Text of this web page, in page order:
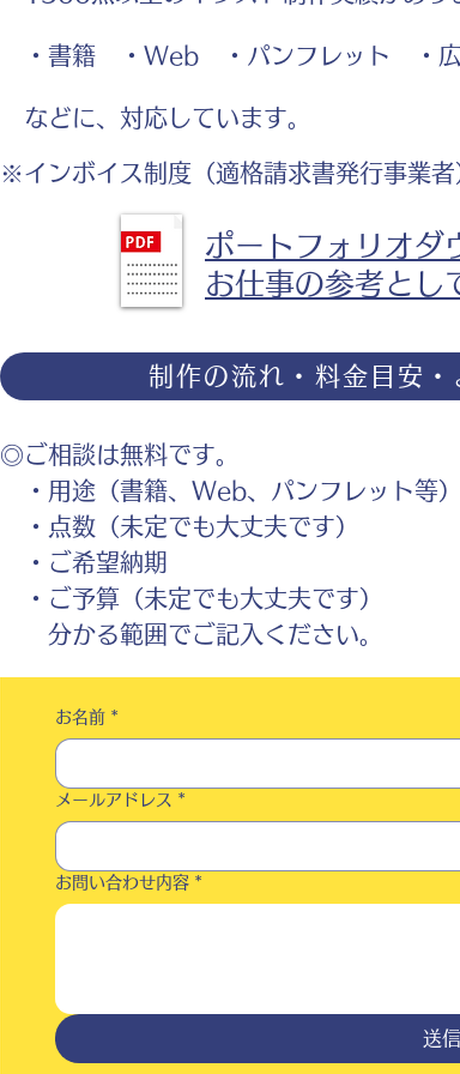
・書籍 ・Web ・パンフレット ・
などに、対応しています。
※インボイス制度（適格請求書発行事業者
ポートフォリオダ
お仕事の参考とし
制作の流れ・料金目安
◎ご相談は無料です。
・用途（書籍、Web、パンフレット等）
・点数（未定でも大丈夫です）
・ご希望納期
・ご予算（未定でも大丈夫です）
分かる範囲でご記入ください。
お名前 *
メールアドレス *
お問い合わせ内容 *
送信